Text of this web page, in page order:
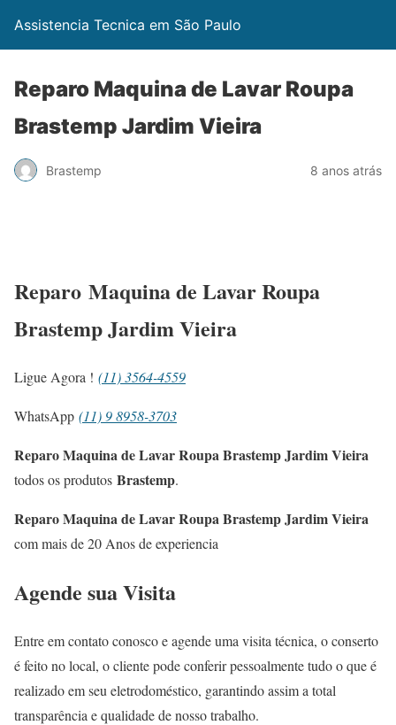
Assistencia Tecnica em São Paulo
Reparo Maquina de Lavar Roupa
Brastemp Jardim Vieira
Brastemp 8 anos atrás
Reparo Maquina de Lavar Roupa
Brastemp Jardim Vieira
Ligue Agora ! (11) 3564-4559
WhatsApp (11) 9 8958-3703
Reparo Maquina de Lavar Roupa Brastemp Jardim Vieira
todos os produtos Brastemp.
Reparo Maquina de Lavar Roupa Brastemp Jardim Vieira
com mais de 20 Anos de experiencia
Agende sua Visita
Entre em contato conosco e agende uma visita técnica, o conserto
é feito no local, o cliente pode conferir pessoalmente tudo o que é
realizado em seu eletrodoméstico, garantindo assim a total
transparência e qualidade de nosso trabalho.